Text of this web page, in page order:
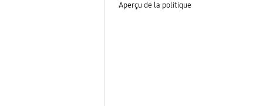
Aperçu de la politique